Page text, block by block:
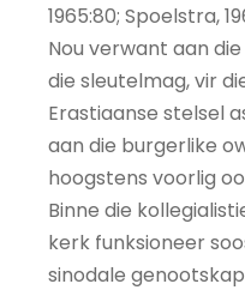
1965:80; Spoelstra,
Nou verwant aan
die sleutelmag, vir
Erastiaanse stelsel
aan die burgerlike
hoogstens voorlig
Binne die
kerk funksioneer
sinodale